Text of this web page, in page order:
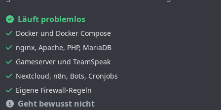
Läuft problemlos
Docker und Docker Compose
nginx, Apache, PHP, MariaDB
Gameserver und TeamSpeak
Nextcloud, n8n, Bots, Cronjobs
Eigene Firewall-Regeln
Geht bewusst nicht